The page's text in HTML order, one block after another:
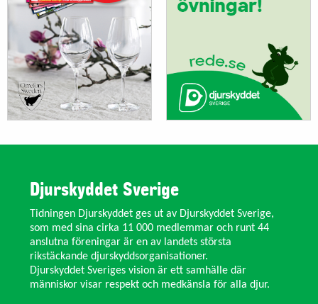
Djurskyddet Sverige
Tidningen Djurskyddet ges ut av Djurskyddet Sverige,
som med sina cirka 11 000 medlemmar och runt 44
anslutna föreningar är en av landets största
rikstäckande djurskyddsorganisationer.
Djurskyddet Sveriges vision är ett samhälle där
människor visar respekt och medkänsla för alla djur.